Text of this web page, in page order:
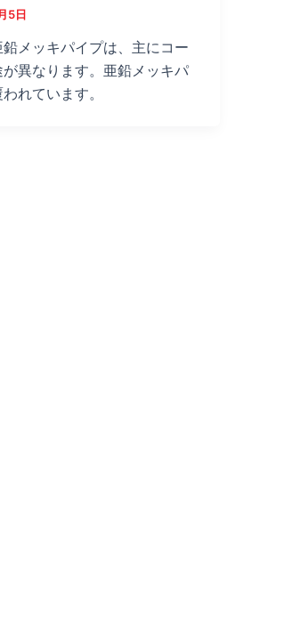
5日
メッキパイプは、主にコー
異なります。亜鉛メッキパ
れています。